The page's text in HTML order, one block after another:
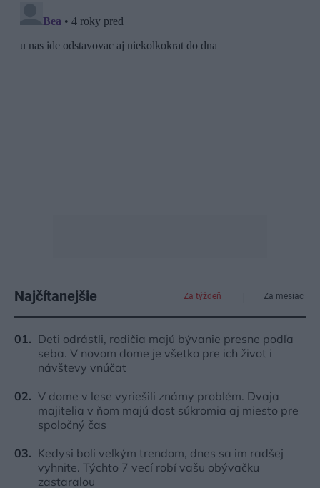
Najčítanejšie Za týždeň Za mesiac
Deti odrástli, rodičia majú bývanie presne podľa
seba. V novom dome je všetko pre ich život i
návštevy vnúčat
V dome v lese vyriešili známy problém. Dvaja
majitelia v ňom majú dosť súkromia aj miesto pre
spoločný čas
Kedysi boli veľkým trendom, dnes sa im radšej
vyhnite. Týchto 7 vecí robí vašu obývačku
zastaralou